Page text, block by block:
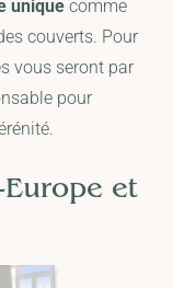
unique comme
couverts. Pour
vous seront par
pour
et